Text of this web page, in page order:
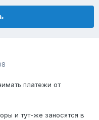
платежи от
и тут-же заносятся в